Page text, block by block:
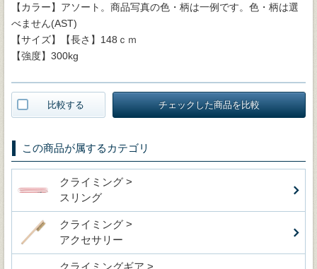
【カラー】アソート。商品写真の色・柄は一例です。色・柄は選
べません(AST)
【サイズ】【長さ】148ｃｍ
【強度】300kg
比較する チェックした商品を比較
この商品が属するカテゴリ
クライミング >
スリング
クライミング >
アクセサリー
クライミングギア >